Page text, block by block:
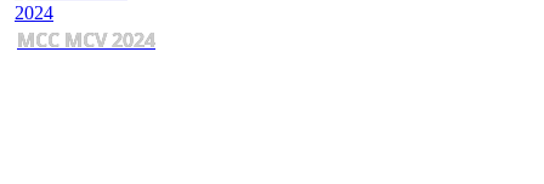
MCC MCV 2024